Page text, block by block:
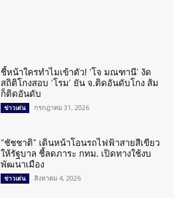
ชี้หน้าใครทำไมเข้าตัว! ‘โจ มณฑานี’ งัด
สถิติโกงสอบ ‘โรม’ ยัน จ.ติดอันดับโกง ส้ม
ก็ติดอันดับ
ข่าวเด่น กรกฎาคม 31, 2026
“ชัชชาติ” เดินหน้าโอนรถไฟฟ้าสายสีเขียว
ให้รัฐบาล ชี้ลดภาระ กทม. เปิดทางใช้งบ
พัฒนาเมือง
ข่าวเด่น สิงหาคม 4, 2026